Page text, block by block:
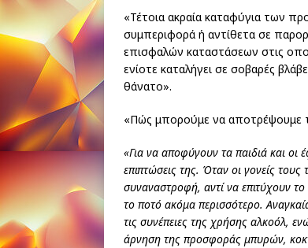
«Τέτοια ακραία καταφύγια των
συμπεριφορά ή αντίθετα σε
επισφαλών καταστάσεων στις
ενίοτε καταλήγει σε σοβαρές
θάνατο».
«Πώς μπορούμε να αποτρέψουμε
«Για να αποφύγουν τα παιδιά και οι
επιπτώσεις της. Όταν οι γονείς
συναναστροφή, αντί να επιτύχουν
το ποτό ακόμα περισσότερο.
τις συνέπειες της χρήσης αλκοόλ,
άρνηση της προσφοράς μπυρών,